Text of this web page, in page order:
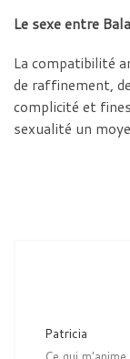
Le sexe entre
La compatibilité
de raffinement,
complicité et
sexualité un
Patricia